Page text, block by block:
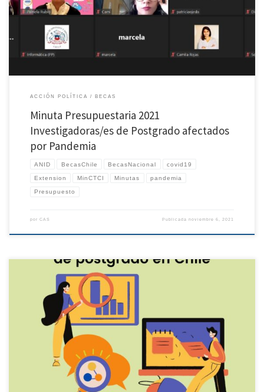
Consejo de Estudiantes e Investigadores de Postgrado de Chile (CEIP) y el grupo de
Becarios/as Chile Afectados por Pandemia Becas Chile en el Extranjero quieren […]
ACCIÓN POLÍTICA BECAS
Minuta Presupuestaria 2021
Investigadoras/es de Postgrado afectados
por Pandemia
ANID BecasChile BecasNacional covid19
Extension MinCTCI Minutas pandemia
Presupuesto
por CAS Publicadanoviembre 6, 2021
La Asociación Nacional de Investigadores en Postgrado (ANIP) en colaboración con
CEIP (Consejo de Estudiantes Investigadores de Postgrado) y Redes Chilenas de
Investigación (ReCh), a través de su Comisión Becas, elaboraron esta encuesta con el
fin de obtener información de la situación de Investigadoras/es en formación o
graduadas/os recientemente afectados […]